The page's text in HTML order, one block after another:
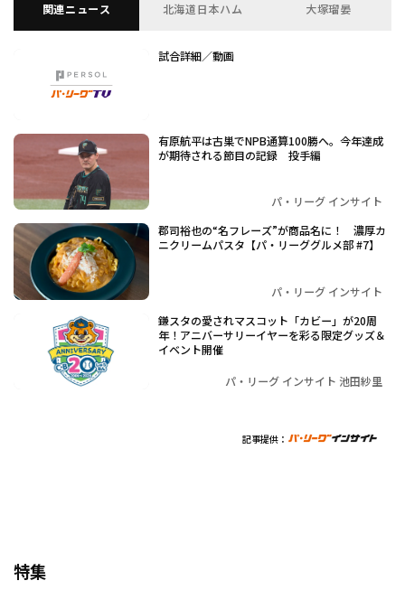
関連ニュース 北海道日本ハム 大塚瑠晏
試合詳細／動画
有原航平は古巣でNPB通算100勝へ。今年達成
が期待される節目の記録 投手編
パ・リーグ インサイト
郡司裕也の“名フレーズ”が商品名に！ 濃厚カ
ニクリームパスタ【パ・リーググルメ部 #7】
パ・リーグ インサイト
鎌スタの愛されマスコット「カビー」が20周
年！アニバーサリーイヤーを彩る限定グッズ＆
イベント開催
パ・リーグ インサイト 池田紗里
記事提供：
特集